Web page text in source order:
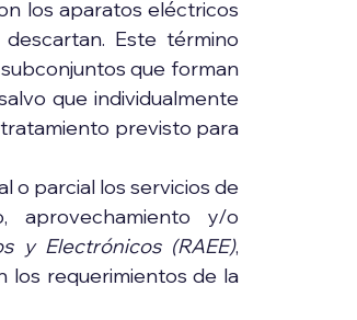
los aparatos eléctricos
Este término
que forman
que individualmente
previsto para
o parcial los servicios de
aprovechamiento y/o
y Electrónicos (RAEE),
los requerimientos de la